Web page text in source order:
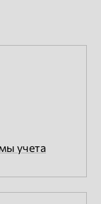
учета